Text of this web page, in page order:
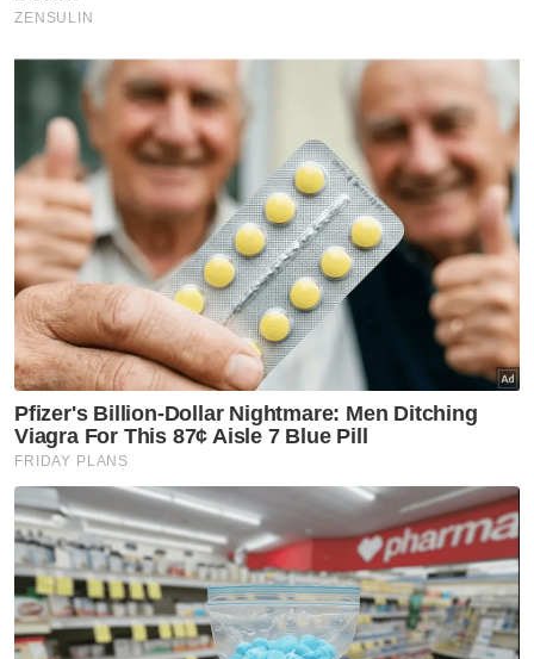
kejadian itu telah berjaya membuat
tangkapan ke atas suspek pada Isnin.
"Siasatan lanjut akan dijalankan di bawah
Seksyen 31(1)(a) Akta Kanak-kanak 2001,"
katanya.
Artikel Berkaitan:
Perang Palestin-Israel: Seorang kanak-kanak
terbunuh setiap 10 minit - NGO
Kanak-kanak mangsa dera diserah kepada ibu
kandung
Purata seorang kanak-kanak Gaza maut setiap 15
minit
Muat turun aplikasi Sinar Harian.Klik di sini!
Kanak Kanak Lelaki